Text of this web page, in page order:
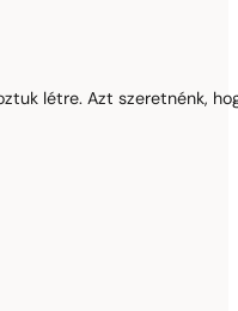
létre. Azt szeretnénk,